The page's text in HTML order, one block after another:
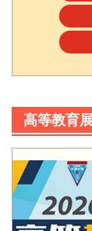
高等教育